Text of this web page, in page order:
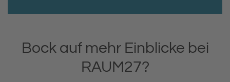
Bock auf mehr Einblicke bei
RAUM27?